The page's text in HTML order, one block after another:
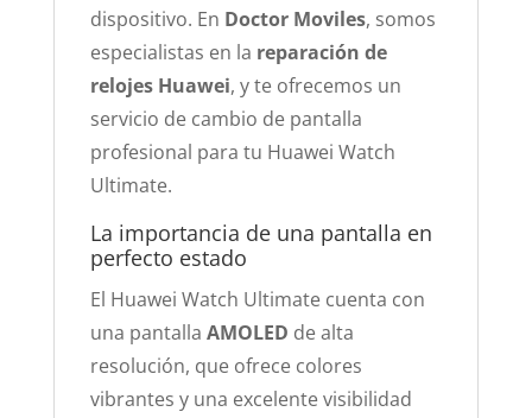
dispositivo. En Doctor Moviles, somos
especialistas en la reparación de
relojes Huawei, y te ofrecemos un
servicio de cambio de pantalla
profesional para tu Huawei Watch
Ultimate.
La importancia de una pantalla en
perfecto estado
El Huawei Watch Ultimate cuenta con
una pantalla AMOLED de alta
resolución, que ofrece colores
vibrantes y una excelente visibilidad